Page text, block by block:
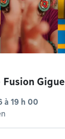
Gigue
à 19 h 00